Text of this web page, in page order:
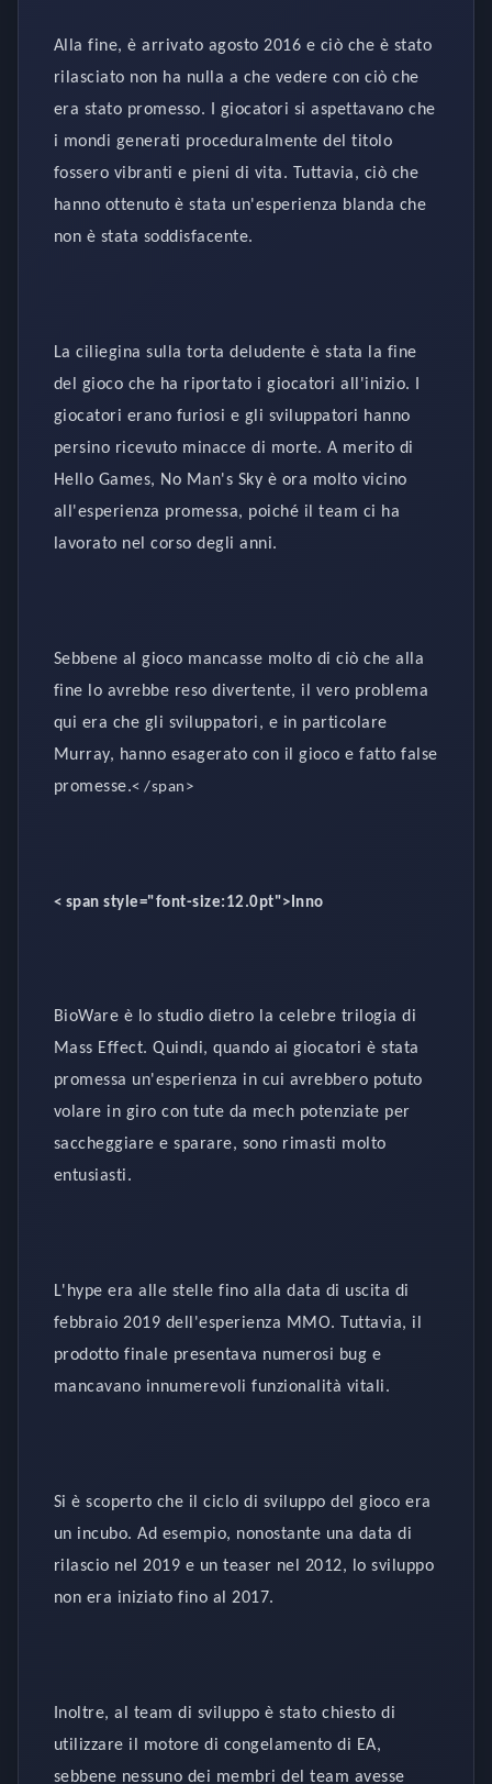
Alla fine, è arrivato agosto 2016 e ciò che è stato
rilasciato non ha nulla a che vedere con ciò che
era stato promesso. I giocatori si aspettavano che
i mondi generati proceduralmente del titolo
fossero vibranti e pieni di vita. Tuttavia, ciò che
hanno ottenuto è stata un'esperienza blanda che
non è stata soddisfacente.
La ciliegina sulla torta deludente è stata la fine
del gioco che ha riportato i giocatori all'inizio. I
giocatori erano furiosi e gli sviluppatori hanno
persino ricevuto minacce di morte. A merito di
Hello Games, No Man's Sky è ora molto vicino
all'esperienza promessa, poiché il team ci ha
lavorato nel corso degli anni.
Sebbene al gioco mancasse molto di ciò che alla
fine lo avrebbe reso divertente, il vero problema
qui era che gli sviluppatori, e in particolare
Murray, hanno esagerato con il gioco e fatto false
promesse.< /span>
< span style="font-size:12.0pt">Inno
BioWare è lo studio dietro la celebre trilogia di
Mass Effect. Quindi, quando ai giocatori è stata
promessa un'esperienza in cui avrebbero potuto
volare in giro con tute da mech potenziate per
saccheggiare e sparare, sono rimasti molto
entusiasti.
L'hype era alle stelle fino alla data di uscita di
febbraio 2019 dell'esperienza MMO. Tuttavia, il
prodotto finale presentava numerosi bug e
mancavano innumerevoli funzionalità vitali.
Si è scoperto che il ciclo di sviluppo del gioco era
un incubo. Ad esempio, nonostante una data di
rilascio nel 2019 e un teaser nel 2012, lo sviluppo
non era iniziato fino al 2017.
Inoltre, al team di sviluppo è stato chiesto di
utilizzare il motore di congelamento di EA,
sebbene nessuno dei membri del team avesse